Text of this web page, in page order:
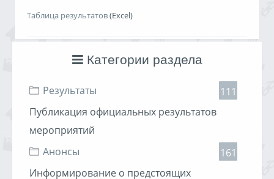
Категории раздела
Результаты
111
Публикация официальных результатов
мероприятий
Анонсы
161
Информирование о предстоящих
Таблица результатов(Excel)
Дата проведения:26 сентября 2008 года
Место проведения: Россия, г. Тюмень, район
- Тюменский Центр Высшего Водительского Мастерства
При поддержке:
- АНО «Smart Drive Club»